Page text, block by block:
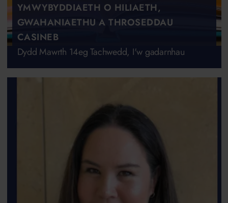
YMWYBYDDIAETH O HILIAETH,
GWAHANIAETHU A THROSEDDAU
CASINEB
Dydd Mawrth 14eg Tachwedd, I'w gadarnhau